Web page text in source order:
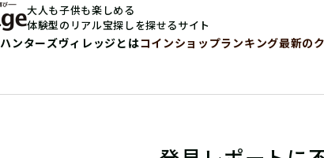
大人も子供も楽しめる
体験型のリアル宝探しを探せるサイト
ハンターズヴィレッジとはコインショップランキング最新の